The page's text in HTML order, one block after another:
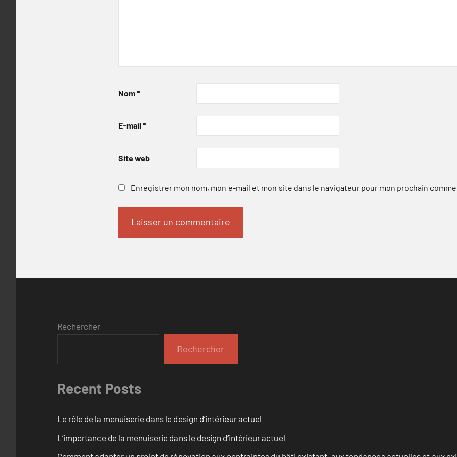
Nom*
E-mail *
Site web
Enregistrer mon nom, mon e-mail et mon site dans le navigateur pour mon prochain
Rechercher
Rechercher
Recent Posts
Le rôle de la menuiserie dans le design d’intérieur actuel
L’importance de la menuiserie dans le design d’intérieur actuel